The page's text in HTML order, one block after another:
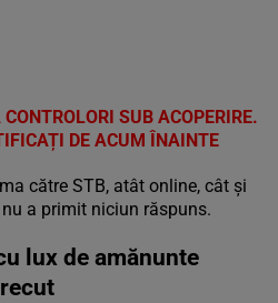
SUB ACOPERIRE.
DE ACUM ÎNAINTE
către STB, atât online, cât și
a primit niciun răspuns.
lux de amănunte